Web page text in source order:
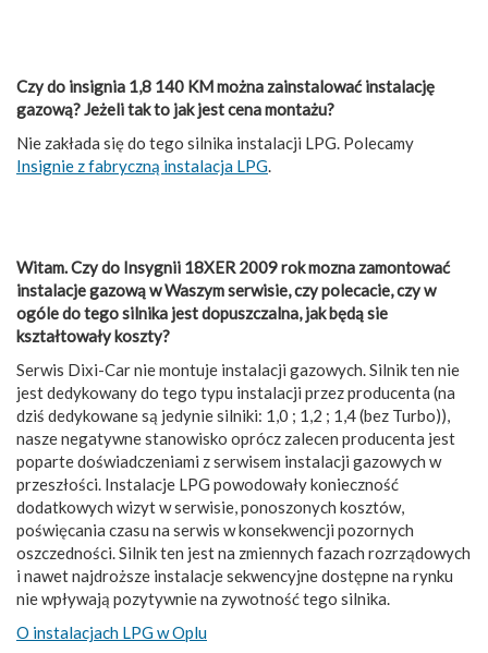
Czy do insignia 1,8 140 KM można zainstalować instalację
gazową? Jeżeli tak to jak jest cena montażu?
Nie zakłada się do tego silnika instalacji LPG. Polecamy
Insignie z fabryczną instalacja LPG.
Witam. Czy do Insygnii 18XER 2009 rok mozna zamontować
instalacje gazową w Waszym serwisie, czy polecacie, czy w
ogóle do tego silnika jest dopuszczalna, jak będą sie
kształtowały koszty?
Serwis Dixi-Car nie montuje instalacji gazowych. Silnik ten nie
jest dedykowany do tego typu instalacji przez producenta (na
dziś dedykowane są jedynie silniki: 1,0 ; 1,2 ; 1,4 (bez Turbo)),
nasze negatywne stanowisko oprócz zalecen producenta jest
poparte doświadczeniami z serwisem instalacji gazowych w
przeszłości. Instalacje LPG powodowały konieczność
dodatkowych wizyt w serwisie, ponoszonych kosztów,
poświęcania czasu na serwis w konsekwencji pozornych
oszczedności. Silnik ten jest na zmiennych fazach rozrządowych
i nawet najdroższe instalacje sekwencyjne dostępne na rynku
nie wpływają pozytywnie na zywotność tego silnika.
O instalacjach LPG w Oplu